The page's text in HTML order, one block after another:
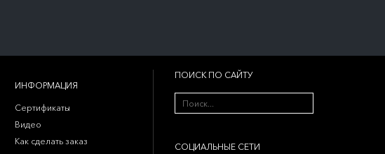
ИНФОРМАЦИЯ
Сертификаты
Видео
Как сделать заказ
ПОИСК ПО САЙТУ
CОЦИАЛЬНЫЕ СЕТИ